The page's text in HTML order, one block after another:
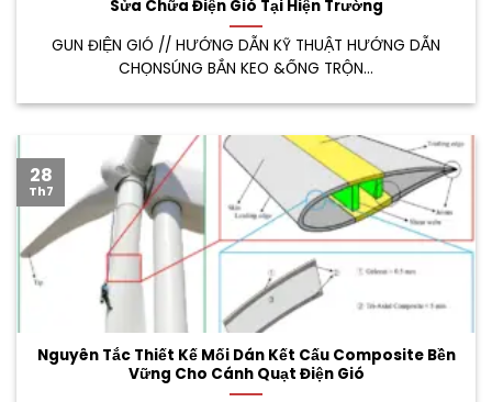
Sửa Chữa Điện Gió Tại Hiện Trường
GUN ĐIỆN GIÓ // HƯỚNG DẪN KỸ THUẬT HƯỚNG DẪN
CHỌNSÚNG BẮN KEO &ỐNG TRỘN...
Nguyên Tắc Thiết Kế Mối Dán Kết Cấu Composite Bền
Vững Cho Cánh Quạt Điện Gió
28
Th7